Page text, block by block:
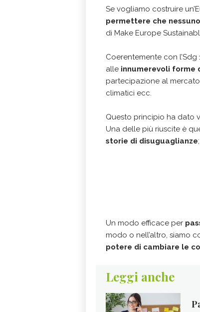
Se vogliamo costruire
permettere che
di Make Europe
Coerentemente con
alle innumerevoli forme
partecipazione al
climatici ecc.
Questo principio ha dato
Una delle più riuscite è
storie di disuguaglianze
Un modo efficace per
modo o nell’altro, siamo
potere di cambiare le
Leggi anche